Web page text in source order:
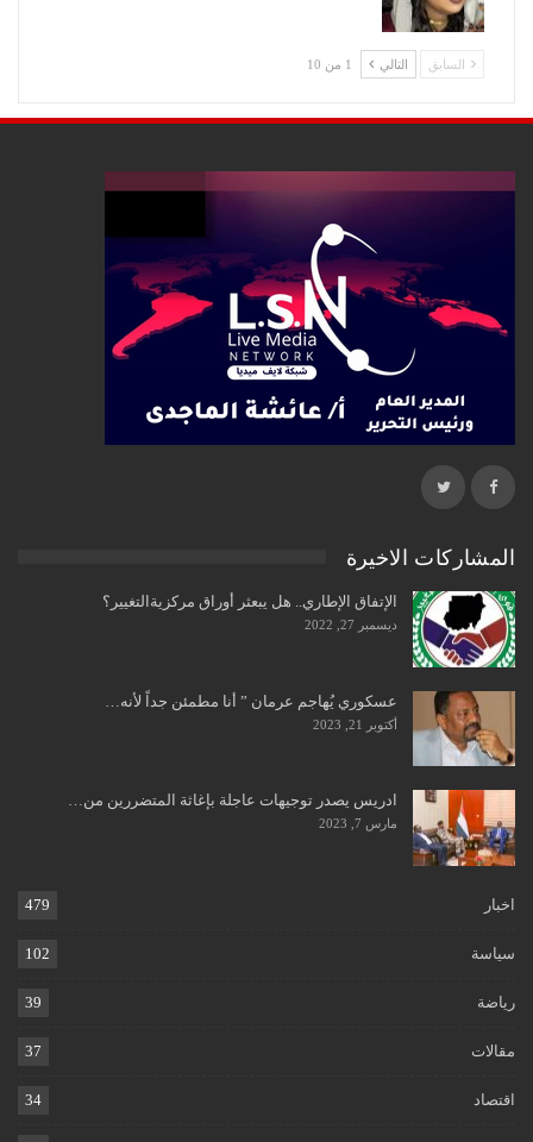
السابق التالي 1 من 10
المشاركات الاخيرة
الإتفاق الإطاري.. هل يبعثر أوراق مركزيةالتغيير؟
ديسمبر 27, 2022
عسكوري يُهاجم عرمان ” أنا مطمئن جداً لأنه…
أكتوبر 21, 2023
ادريس يصدر توجيهات عاجلة بإغاثة المتضررين من…
مارس 7, 2023
اخبار 479
سياسة 102
رياضة 39
مقالات 37
اقتصاد 34